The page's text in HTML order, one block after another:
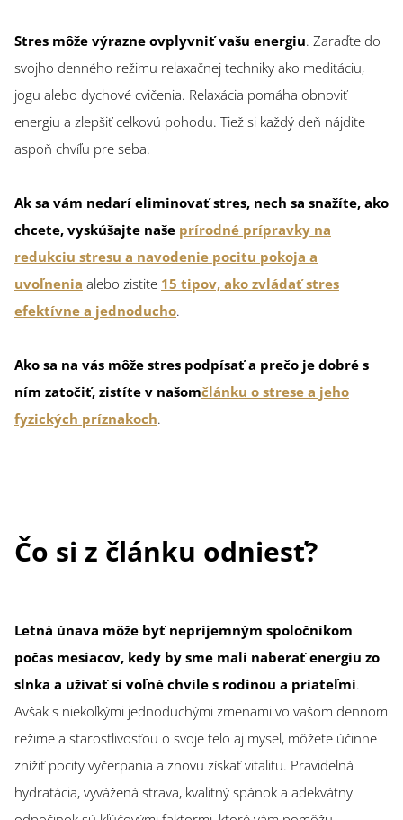
Stres môže výrazne ovplyvniť vašu energiu. Zaraďte do
svojho denného režimu relaxačnej techniky ako meditáciu,
jogu alebo dychové cvičenia. Relaxácia pomáha obnoviť
energiu a zlepšiť celkovú pohodu. Tiež si každý deň nájdite
aspoň chvíľu pre seba.
Ak sa vám nedarí eliminovať stres, nech sa snažíte, ako
chcete, vyskúšajte naše prírodné prípravky na
redukciu stresu a navodenie pocitu pokoja a
uvoľnenia alebo zistite 15 tipov, ako zvládať stres
efektívne a jednoducho.
Ako sa na vás môže stres podpísať a prečo je dobré s
ním zatočiť, zistíte v našomčlánku o strese a jeho
fyzických príznakoch.
Čo si z článku odniesť?
Letná únava môže byť nepríjemným spoločníkom
počas mesiacov, kedy by sme mali naberať energiu zo
slnka a užívať si voľné chvíle s rodinou a priateľmi.
Avšak s niekoľkými jednoduchými zmenami vo vašom dennom
režime a starostlivosťou o svoje telo aj myseľ, môžete účinne
znížiť pocity vyčerpania a znovu získať vitalitu. Pravidelná
hydratácia, vyvážená strava, kvalitný spánok a adekvátny